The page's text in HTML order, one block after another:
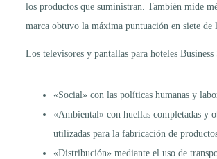
los productos que suministran. También mide
marca obtuvo la máxima puntuación en siete de
Los televisores y pantallas para hoteles
«Social» con las políticas humanas y
«Ambiental» con huellas completadas y
utilizadas para la fabricación de
«Distribución» mediante el uso de